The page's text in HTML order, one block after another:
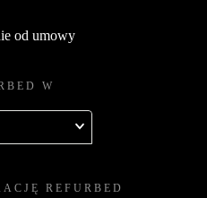
od umowy
W
REFURBED